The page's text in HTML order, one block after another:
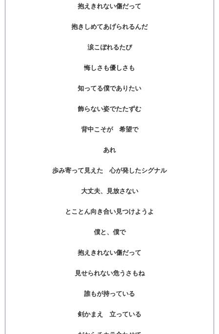
抱えきれない傷だって
抱きしめてあげられるんだ
涙こぼれるたび
悔しさも優しさも
知ってる僕でありたい
飾らない姿でたたずむ
背中こそが 希望で
あれ
歩み寄って見えた 心が発したシグナル
大丈夫、見放さない
とことん向き合い見つけようよ
僕と、僕で
抱えきれない傷だって
見せられない危うさもね
誰もが持っている
剣かまえ 立っている